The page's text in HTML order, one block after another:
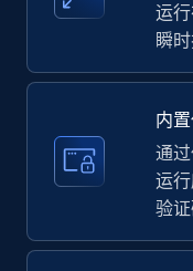
LinkedIn
ID, Name,
Employees in
more.
运
瞬时
内
通
运
验证